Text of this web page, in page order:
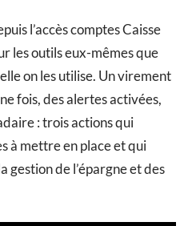
l’accès comptes Caisse
les outils eux-mêmes que
on les utilise. Un virement
fois, des alertes activées,
: trois actions qui
à mettre en place et qui
de l’épargne et des